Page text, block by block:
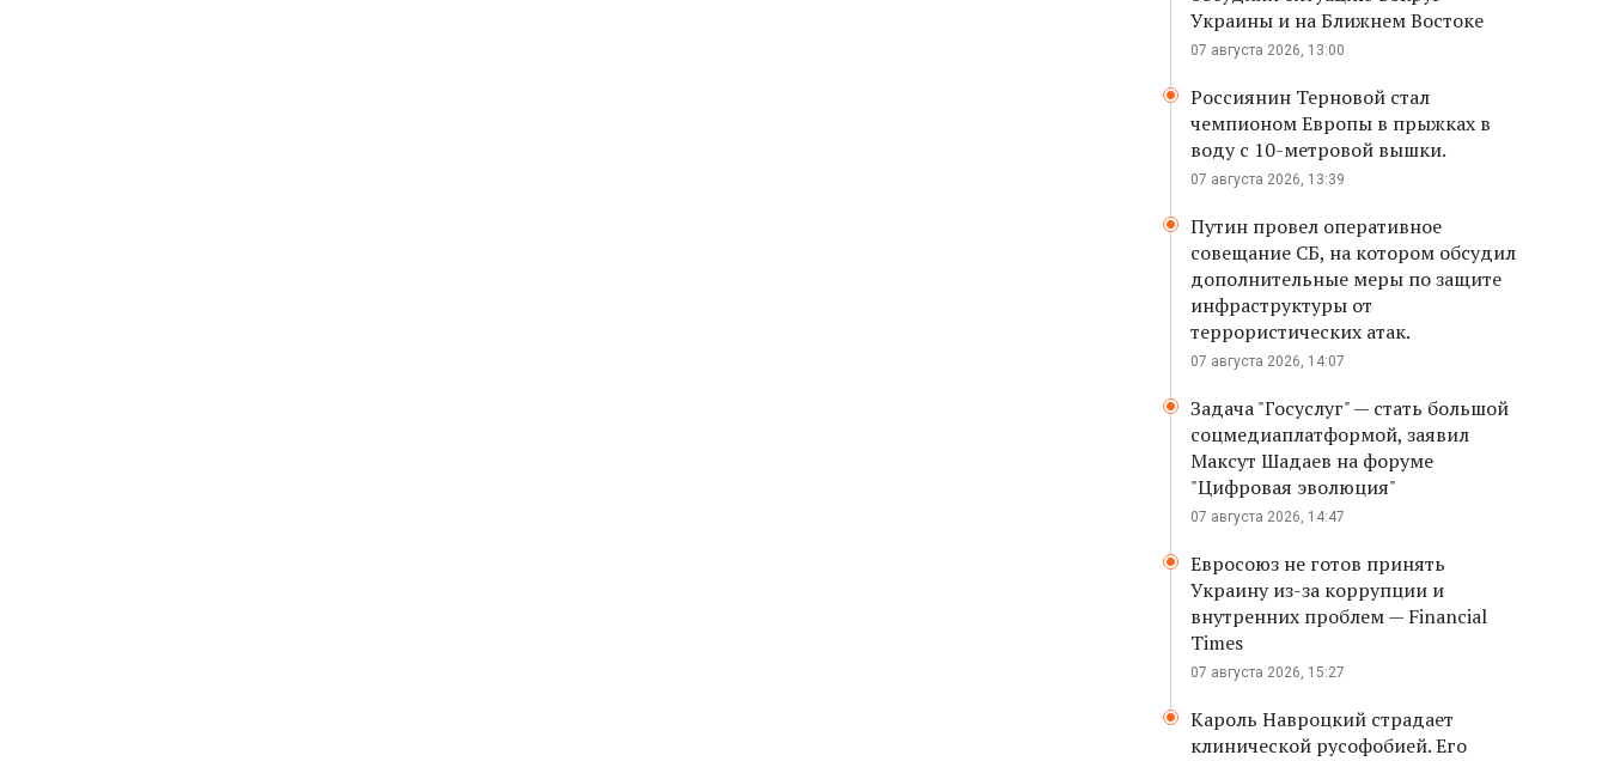
Украины и на Ближнем Востоке
07 августа 2026, 13:00
Россиянин Терновой стал
чемпионом Европы в прыжках в
воду с 10-метровой вышки.
07 августа 2026, 13:39
Путин провел оперативное
совещание СБ, на котором обсудил
дополнительные меры по защите
инфраструктуры от
террористических атак.
07 августа 2026, 14:07
Задача "Госуслуг" — стать большой
соцмедиаплатформой, заявил
Максут Шадаев на форуме
"Цифровая эволюция"
07 августа 2026, 14:47
Евросоюз не готов принять
Украину из-за коррупции и
внутренних проблем — Financial
Times
07 августа 2026, 15:27
Кароль Навроцкий страдает
клинической русофобией. Его